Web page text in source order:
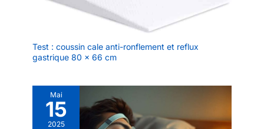
Test : coussin cale anti-ronflement et reflux
gastrique 80 x 66 cm
Mai
15
2025